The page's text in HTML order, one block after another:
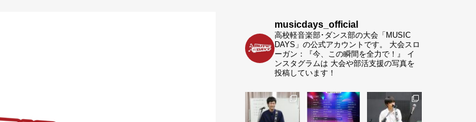
musicdays_official
高校軽音楽部･ダンス部の大会「MUSIC
DAYS」の公式アカウントです。
大会スロ
ーガン：『今、この瞬間を全力で！』
イ
ンスタグラムは 大会や部活支援の写真を
投稿しています！